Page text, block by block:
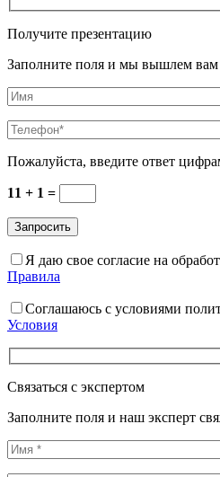
Получите презентацию
Заполните поля и мы вышлем
Пожалуйста, введите ответ
11 + 1 =
Я даю свое согласие на
Правила
Соглашаюсь с условиями
Условия
Связаться с экспертом
Заполните поля и наш эксперт